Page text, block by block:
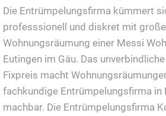
Die Entrümpelungsfirma kümmert
professsionell und diskret mit
Wohnungsräumung einer Messi
Eutingen im Gäu. Das
Fixpreis macht
fachkundige Entrümpelungsfirma in
machbar. Die Entrümpelungsfirma